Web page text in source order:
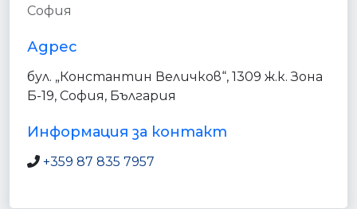
София
Адрес
бул. „Константин Величков“, 1309 ж.к. Зона
Б-19, София, България
Информация за контакт
+359 87 835 7957